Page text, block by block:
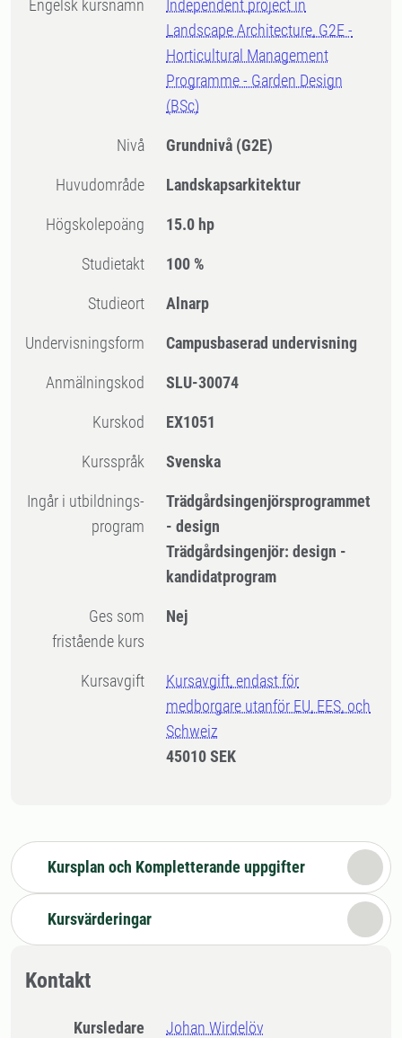
Engelsk kursnamn
Independent project in
Landscape Architecture, G2E -
Horticultural Management
Programme - Garden Design
(BSc)
Nivå Grundnivå (G2E)
Huvudområde Landskapsarkitektur
högskolepoäng 15.0 hp
Studietakt 100 %
Studieort Alnarp
Undervisningsform Campusbaserad undervisning
Anmälningskod SLU-30074
Kurskod EX1051
Kursspråk Svenska
Ingår i utbildnings-
program
Trädgårdsingenjörsprogrammet
- design
Trädgårdsingenjör: design -
kandidatprogram
Ges som
fristående kurs
Nej
Kursavgift
Kursavgift, endast för
medborgare utanför EU, EES, och
Schweiz
45010 SEK
Kursplan och Kompletterande uppgifter
Kursvärderingar
Kontakt
Kursledare Johan Wirdelöv